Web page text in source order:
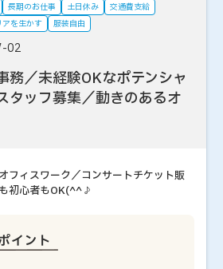
長期のお仕事 土日休み
交通費支給
アを生かす 服装自由
02
務／未経験OKなポテンシャ
タッフ募集／動きのあるオ
フィスワーク／コンサートチケット販
初心者もOK(^^♪